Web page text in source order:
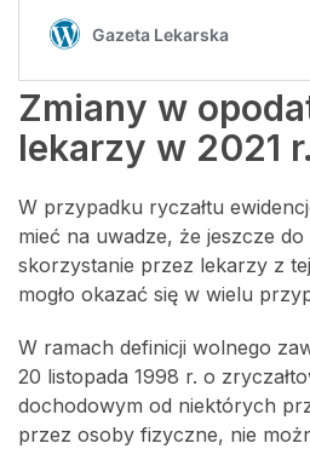
Zmiany w
lekarzy w 2021 r.
W przypadku ryczałtu
mieć na uwadze, że jeszcze
skorzystanie przez lekarzy z
mogło okazać się w wielu
W ramach definicji wolnego
20 listopada 1998 r. o
dochodowym od niektórych
przez osoby fizyczne, nie